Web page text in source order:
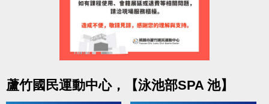
7.壁球場長租請至球館部洽詢 03-2639066#115/116
有任何問題歡迎來電詢問
洽詢專線：03-2639066 #115/116 (客服部)
桃園市蘆竹國民運動中心
蘆竹國民運動中心，【泳池部SPA 池】